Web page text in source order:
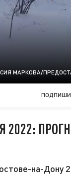
МАРКОВА/
2022:
на-Дону